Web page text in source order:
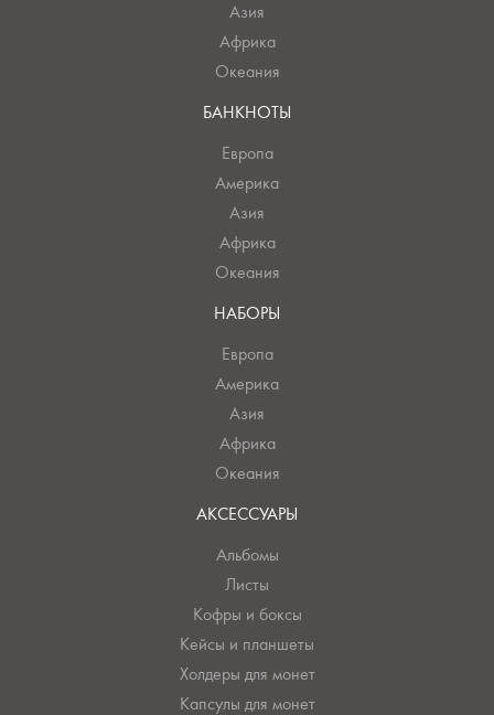
Азия
Африка
Океания
БАНКНОТЫ
Европа
Америка
Азия
Африка
Океания
НАБОРЫ
Европа
Америка
Азия
Африка
Океания
АКСЕССУАРЫ
Альбомы
Листы
Кофры и боксы
Кейсы и планшеты
Холдеры для монет
Капсулы для монет